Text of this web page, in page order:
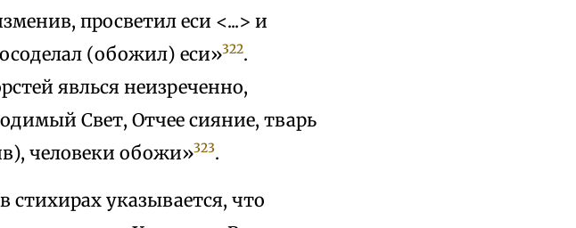
просветил еси <...> и
(обожил) еси»322.
явлься неизреченно,
Свет, Отчее сияние, тварь
человеки обожи»323.
стихирах указывается, что